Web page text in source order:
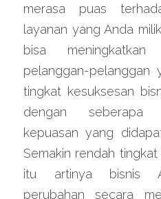
merasa puas
layanan yang Anda
bisa
pelanggan-pelanggan
tingkat kesuksesan
dengan seberapa
kepuasan yang
Semakin rendah
itu artinya bisnis
perubahan secara